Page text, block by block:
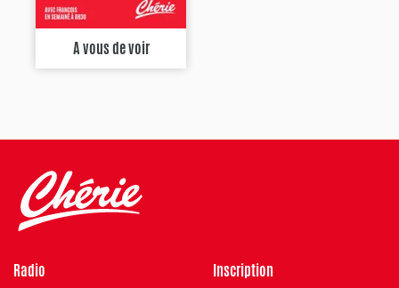
A vous de voir
Radio Inscription